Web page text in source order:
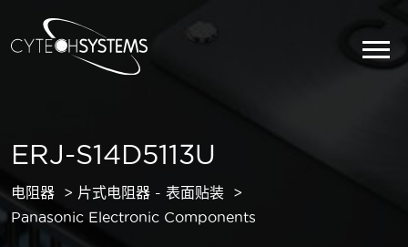
ERJ-S14D5113U
电阻器
片式电阻器 - 表面贴装
Panasonic Electronic Components